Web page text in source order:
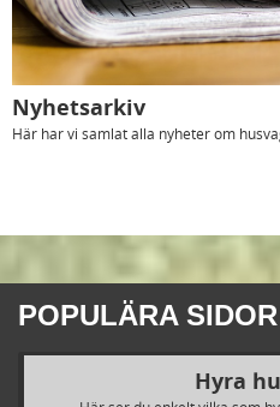
Nyhetsarkiv
Här har vi samlat alla nyheter om
POPULÄRA SIDOR
Hyra